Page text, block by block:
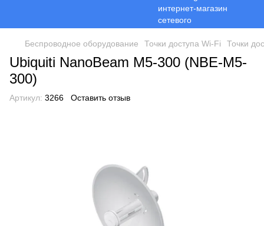
Беспроводное оборудование Точки доступа Wi-Fi Точки
Ubiquiti NanoBeam M5-300 (NBE-M5-
300)
Артикул: 3266 Оставить отзыв